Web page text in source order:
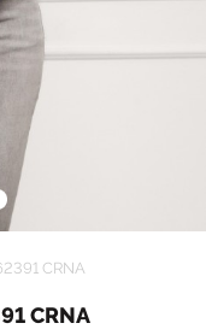
CRNA
CRNA